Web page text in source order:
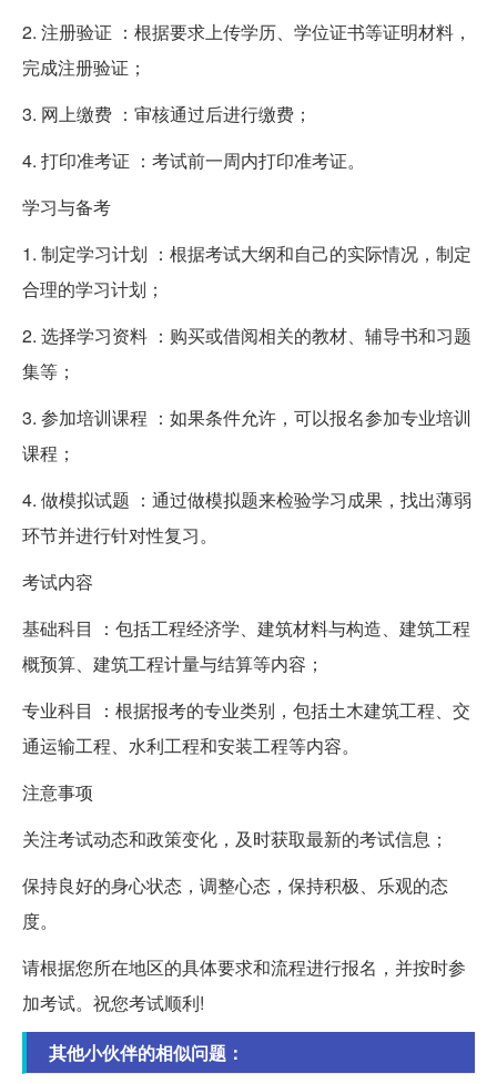
2. 注册验证 ：根据要求上传学历、学位证书等证明材料，
完成注册验证；
3. 网上缴费 ：审核通过后进行缴费；
4. 打印准考证 ：考试前一周内打印准考证。
学习与备考
1. 制定学习计划 ：根据考试大纲和自己的实际情况，制定
合理的学习计划；
2. 选择学习资料 ：购买或借阅相关的教材、辅导书和习题
集等；
3. 参加培训课程 ：如果条件允许，可以报名参加专业培训
课程；
4. 做模拟试题 ：通过做模拟题来检验学习成果，找出薄弱
环节并进行针对性复习。
考试内容
基础科目 ：包括工程经济学、建筑材料与构造、建筑工程
概预算、建筑工程计量与结算等内容；
专业科目 ：根据报考的专业类别，包括土木建筑工程、交
通运输工程、水利工程和安装工程等内容。
注意事项
关注考试动态和政策变化，及时获取最新的考试信息；
保持良好的身心状态，调整心态，保持积极、乐观的态
度。
请根据您所在地区的具体要求和流程进行报名，并按时参
加考试。祝您考试顺利!
其他小伙伴的相似问题：